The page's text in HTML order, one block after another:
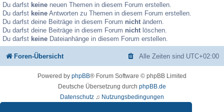
Du darfst keine neuen Themen in diesem Forum erstellen.
Du darfst keine Antworten zu Themen in diesem Forum erstellen.
Du darfst deine Beiträge in diesem Forum nicht ändern.
Du darfst deine Beiträge in diesem Forum nicht löschen.
Du darfst keine Dateianhänge in diesem Forum erstellen.
Foren-Übersicht Alle Zeiten sind UTC+02:00
Powered by phpBB® Forum Software © phpBB Limited
Deutsche Übersetzung durch phpBB.de
Datenschutz ♫ Nutzungsbedingungen